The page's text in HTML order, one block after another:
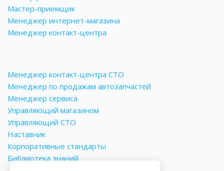
Мастер-приемщик
Менеджер интернет-магазина
Менеджер контакт-центра
Менеджер контакт-центра СТО
Менеджер по продажам автозапчастей
Менеджер сервиса
Управляющий магазином
Управляющий СТО
Наставник
Корпоративные стандарты
Библиотека знаний